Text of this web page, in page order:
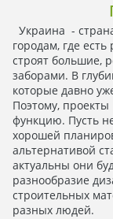
Украина -
городам, где
строят большие,
заборами. В
которые давно
Поэтому,
функцию. Пусть
хорошей
альтернативой
актуальны они
разнообразие
строительных
разных людей.